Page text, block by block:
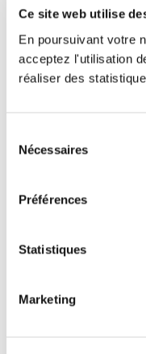
Ce site web utilise
En poursuivant votre
acceptez l'utilisation
réaliser des
Nécessaires
Préférences
Statistiques
Marketing